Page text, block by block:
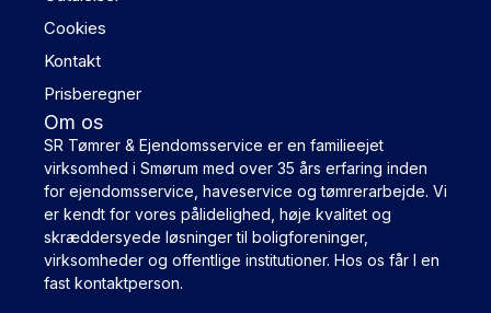
Cookies
Kontakt
Prisberegner
Om os
SR Tømrer & Ejendomsservice er en familieejet
virksomhed i Smørum med over 35 års erfaring inden
for ejendomsservice, haveservice og tømrerarbejde. Vi
er kendt for vores pålidelighed, høje kvalitet og
skræddersyede løsninger til boligforeninger,
virksomheder og offentlige institutioner. Hos os får I en
fast kontaktperson.